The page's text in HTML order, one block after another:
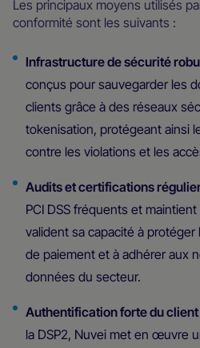
Les principaux moyens utilisés
conformité sont les suivants :
Infrastructure de sécurité
conçus pour sauvegarder les
clients grâce à des réseaux
tokenisation, protégeant ainsi
contre les violations et les
Audits et certifications
PCI DSS fréquents et
valident sa capacité à
de paiement et à adhérer aux
données du secteur.
Authentification forte du client
la DSP2, Nuvei met en œuvre